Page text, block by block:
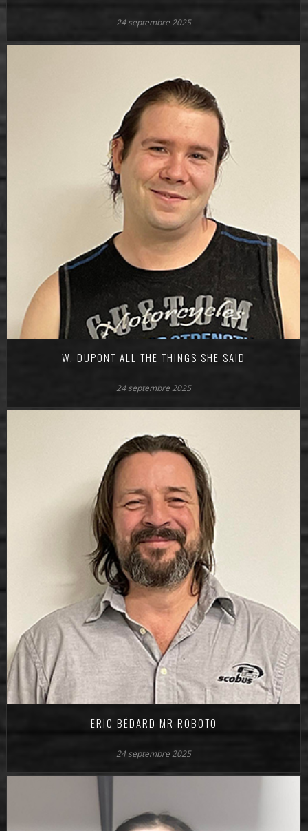
24 septembre 2025
W. DUPONT ALL THE THINGS SHE SAID
24 septembre 2025
ERIC BÉDARD MR ROBOTO
24 septembre 2025